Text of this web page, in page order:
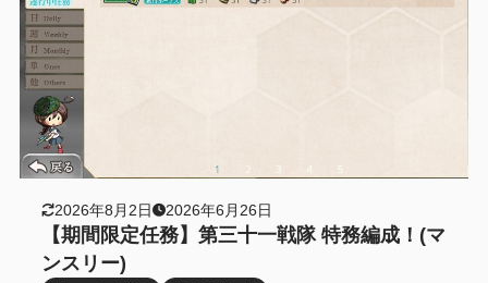
2026年8月2日 2026年6月26日
【期間限定任務】第三十一戦隊 特務編成！(マ
ンスリー)